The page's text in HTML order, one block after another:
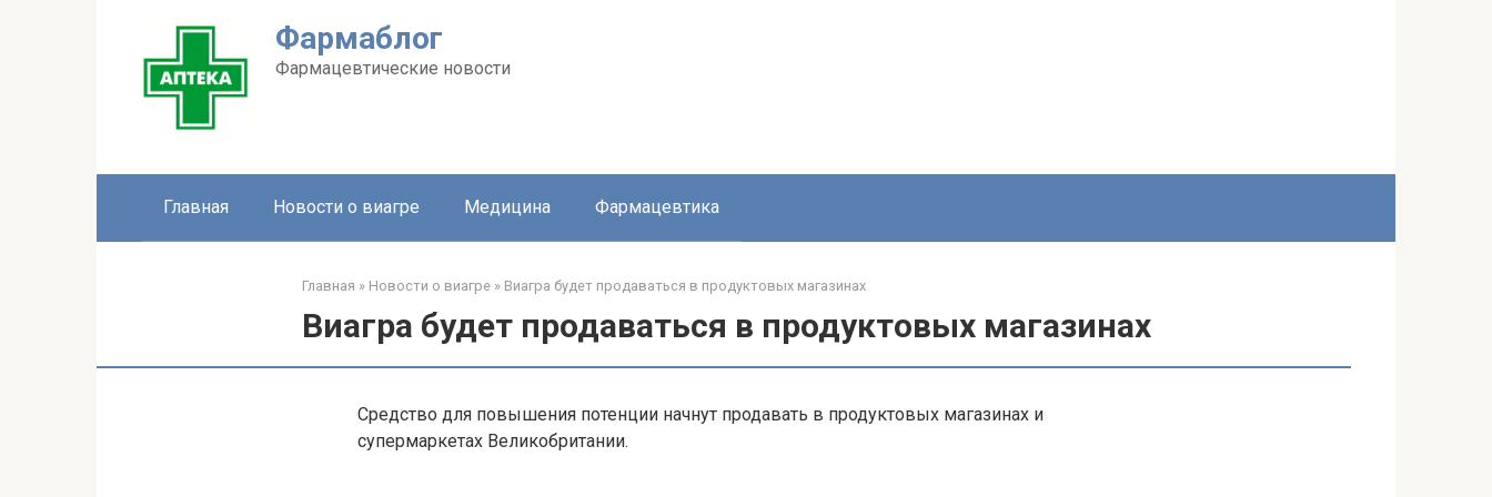
Фармаблог
Фармацевтические новости
Главная Новости о виагре Медицина Фармацевтика
Главная » Новости о виагре » Виагра будет продаваться в продуктовых магазинах
Виагра будет продаваться в продуктовых магазинах
Средство для повышения потенции начнут продавать в продуктовых магазинах и
супермаркетах Великобритании.